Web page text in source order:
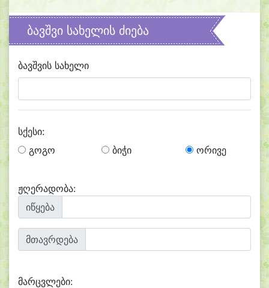
ბავშვი სახელის ძიება
ბავშვის სახელი
სქესი:
გოგო
ბიჭი ორივე
ჟღერადობა:
იწყება
მთავრდება
მარცვლები: